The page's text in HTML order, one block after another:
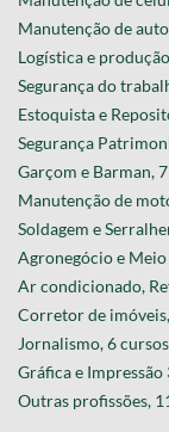
Manutenção de
Logística e
Segurança do
Estoquista e
Segurança
Garçom e Barman, 7
Manutenção de
Soldagem e
Agronegócio e Meio
Ar condicionado,
Corretor de imóveis,
Jornalismo, 6 cursos |
Gráfica e Impressão
Outras profissões,